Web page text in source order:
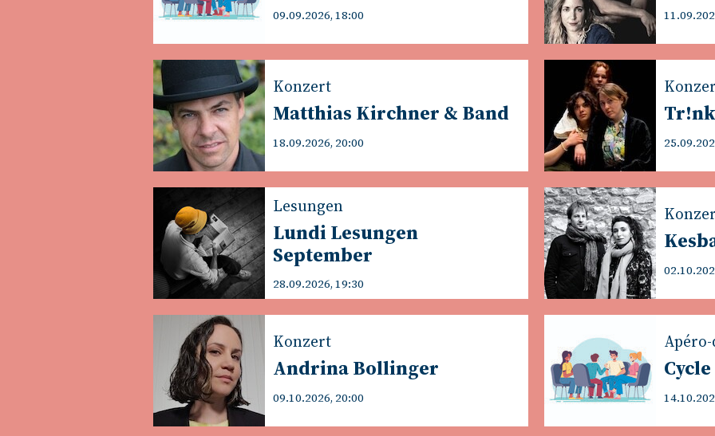
09.09.2026, 18:00
Konzert
Matthias Kirchner & Band
18.09.2026, 20:00
Lesungen
Lundi Lesungen
September
28.09.2026, 19:30
Konzert
Andrina Bollinger
09.10.2026, 20:00